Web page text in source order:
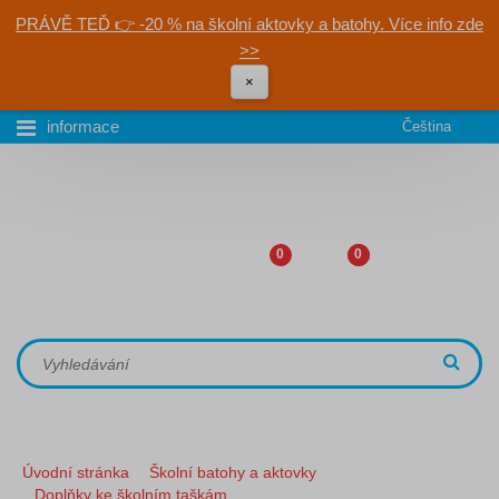
PRÁVĚ TEĎ 👉 -20 % na školní aktovky a batohy. Více info zde
>>
×
informace Čeština
0 0
Úvodní stránka
Školní batohy a aktovky
Doplňky ke školním taškám